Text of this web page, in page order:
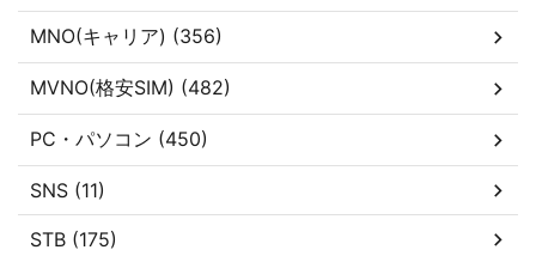
MNO(キャリア) (356)
MVNO(格安SIM) (482)
PC・パソコン (450)
SNS (11)
STB (175)